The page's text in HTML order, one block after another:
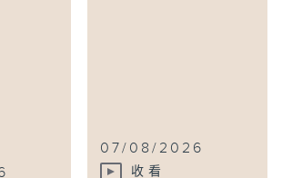
07/08/2026
收看